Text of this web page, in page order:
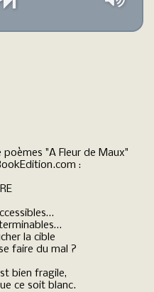
"A Fleur de Maux"
:
la cible
faire du mal ?
bien fragile,
ce soit blanc.